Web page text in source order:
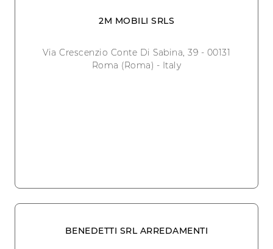
2M MOBILI SRLS
Via Crescenzio Conte Di Sabina, 39 - 00131
Roma (Roma) - Italy
BENEDETTI SRL ARREDAMENTI